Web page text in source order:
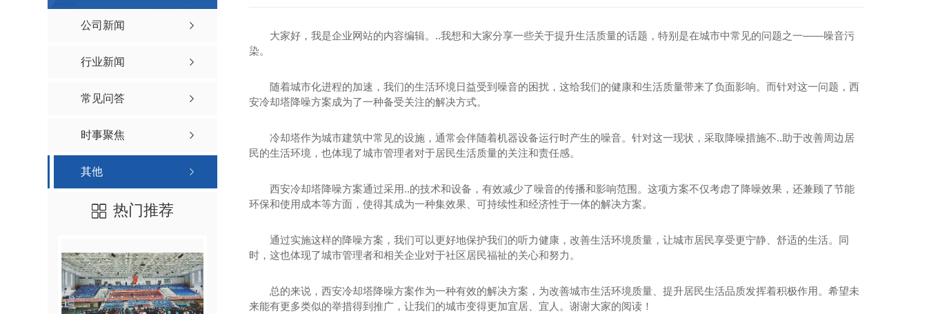
公司新闻
行业新闻
常见问答
时事聚焦
其他
热门推荐
大家好，我是企业网站的内容编辑。..我想和大家分享一些关于提升生活质量的话题，特别是在城市中常见的问题之一——噪音污
染。
随着城市化进程的加速，我们的生活环境日益受到噪音的困扰，这给我们的健康和生活质量带来了负面影响。而针对这一问题，西
安冷却塔降噪方案成为了一种备受关注的解决方式。
冷却塔作为城市建筑中常见的设施，通常会伴随着机器设备运行时产生的噪音。针对这一现状，采取降噪措施不..助于改善周边居
民的生活环境，也体现了城市管理者对于居民生活质量的关注和责任感。
西安冷却塔降噪方案通过采用..的技术和设备，有效减少了噪音的传播和影响范围。这项方案不仅考虑了降噪效果，还兼顾了节能
环保和使用成本等方面，使得其成为一种集效果、可持续性和经济性于一体的解决方案。
通过实施这样的降噪方案，我们可以更好地保护我们的听力健康，改善生活环境质量，让城市居民享受更宁静、舒适的生活。同
时，这也体现了城市管理者和相关企业对于社区居民福祉的关心和努力。
总的来说，西安冷却塔降噪方案作为一种有效的解决方案，为改善城市生活环境质量、提升居民生活品质发挥着积极作用。希望未
来能有更多类似的举措得到推广，让我们的城市变得更加宜居、宜人。谢谢大家的阅读！